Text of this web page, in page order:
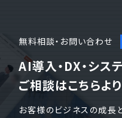
無料相談・お問い合わせ
AI導入・DX・シス
ご相談はこちらよ
お客様のビジネスの成長